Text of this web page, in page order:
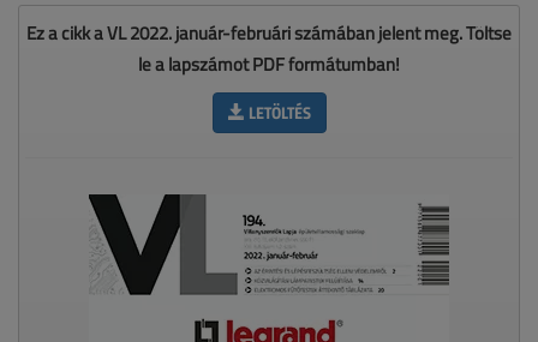
Ez a cikk a VL 2022. január-februári számában jelent meg. Töltse
le a lapszámot PDF formátumban!
LETÖLTÉS